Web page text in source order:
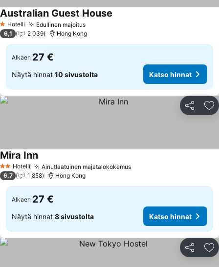
1 Tähtiluokitus
Hotelli Edullinen majoitus
Australian Guest House
6,1 2 039 Hong Kong
Alkaen 27 €
Näytä hinnat 10 sivustolta Katso hinnat
Jaa
2 Tähtiluokitus
Hotelli Ainutlaatuinen majatalokokemus
Mira Inn
6,7 1 858 Hong Kong
Alkaen 27 €
Näytä hinnat 8 sivustolta Katso hinnat
Jaa